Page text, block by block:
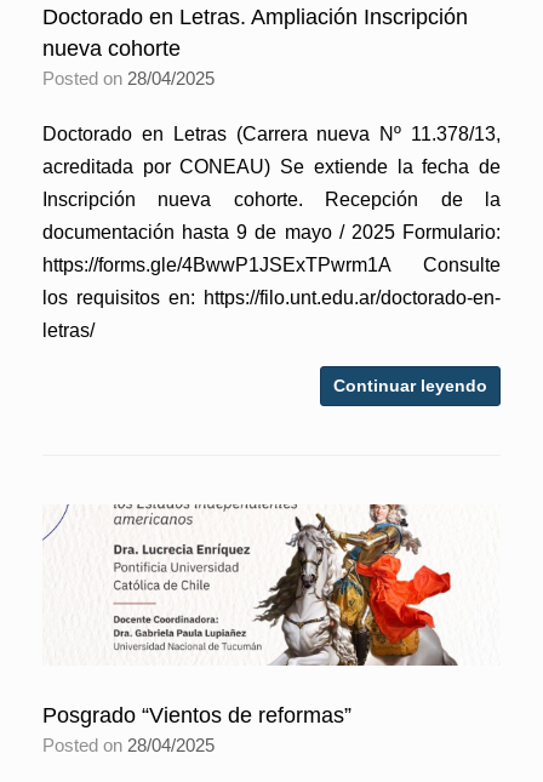
Doctorado en Letras. Ampliación Inscripción
nueva cohorte
Posted on 28/04/2025
Doctorado en Letras (Carrera nueva Nº 11.378/13,
acreditada por CONEAU) Se extiende la fecha de
Inscripción nueva cohorte. Recepción de la
documentación hasta 9 de mayo / 2025 Formulario:
https://forms.gle/4BwwP1JSExTPwrm1A Consulte
los requisitos en: https://filo.unt.edu.ar/doctorado-en-
letras/
Continuar leyendo
Posgrado “Vientos de reformas”
Posted on 28/04/2025